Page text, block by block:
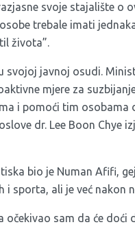
svoje stajalište o
trebale imati
života”.
svojoj javnoj osudi.
mjere za
i pomoći tim osobama
dr. Lee Boon Chye
bio je Numan Afifi,
i sporta, ali je već nakon
očekivao sam da će